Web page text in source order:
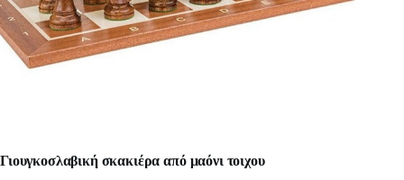
Γιουγκοσλαβική σκακιέρα από μαόνι τοιχου